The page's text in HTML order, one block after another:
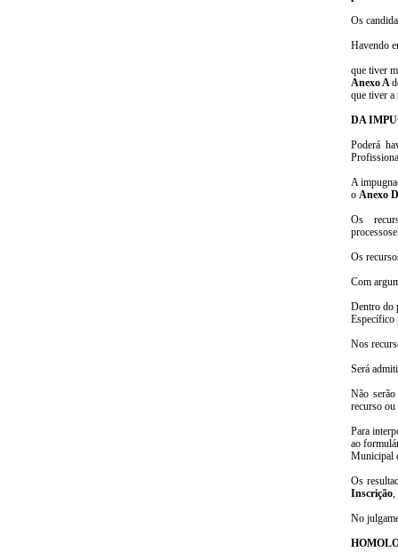
Os
Havendo
que tiver
Anexo A
que tiver a
DA
Poderá
A
o Anexo
Os
Os
Com
Dentro do
Específico
Nos
Será
Não
recurso ou
Para
ao
Municipal
Os
Inscrição
No